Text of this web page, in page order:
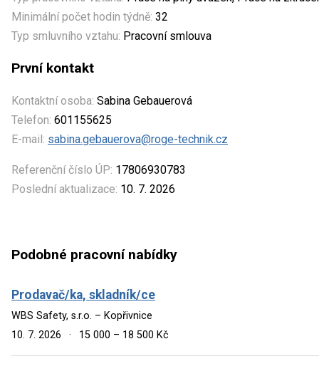
Minimální počet hodin týdně: 32
Typ smluvního vztahu: Pracovní smlouva
První kontakt
Kontaktní osoba: Sabina Gebauerová
Telefon: 601155625
E-mail: sabina.gebauerova@roge-technik.cz
Referenční číslo ÚP: 17806930783
Poslední aktualizace: 10. 7. 2026
Podobné pracovní nabídky
Prodavač/ka, skladník/ce
WBS Safety, s.r.o. – Kopřivnice
10. 7. 2026
· 15 000 – 18 500 Kč